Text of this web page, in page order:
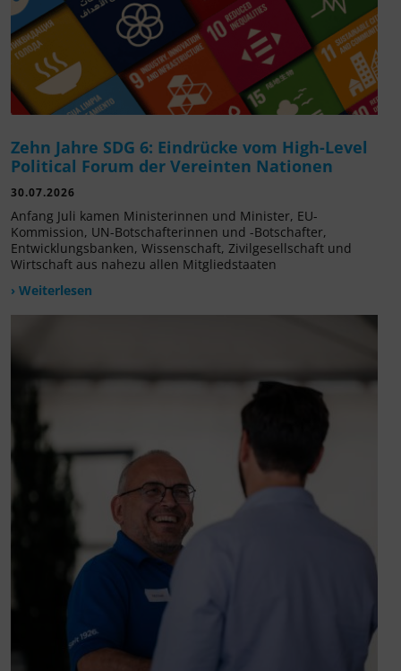
Zehn Jahre SDG 6: Eindrücke vom High-Level
Political Forum der Vereinten Nationen
30.07.2026
Anfang Juli kamen Ministerinnen und Minister, EU-
Kommission, UN-Botschafterinnen und -Botschafter,
Entwicklungsbanken, Wissenschaft, Zivilgesellschaft und
Wirtschaft aus nahezu allen Mitgliedstaaten
› Weiterlesen